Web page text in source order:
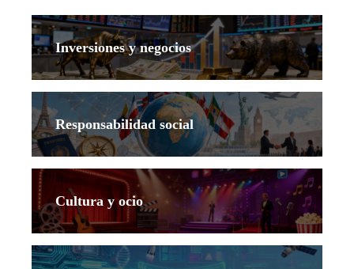
Inversiones y negocios
Responsabilidad social
Cultura y ocio